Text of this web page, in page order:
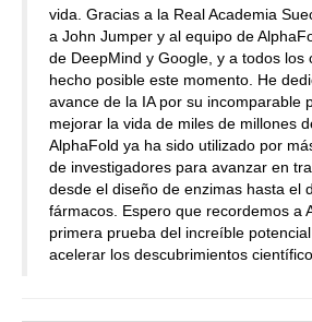
vida. Gracias a la Real Academia
a John Jumper y al equipo de
de DeepMind y Google, y a todos los
hecho posible este momento. He
avance de la IA por su incomparable
mejorar la vida de miles de millones
AlphaFold ya ha sido utilizado por
de investigadores para avanzar en
desde el diseño de enzimas hasta el
fármacos. Espero que recordemos a
primera prueba del increíble
acelerar los descubrimientos